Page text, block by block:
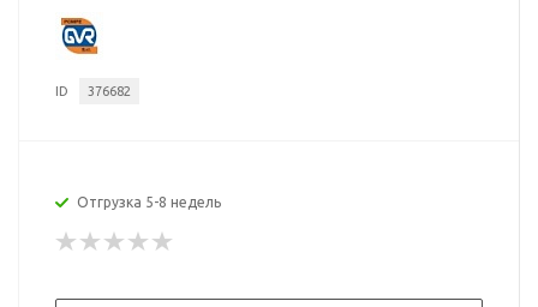
ID 376682
Отгрузка 5-8 недель